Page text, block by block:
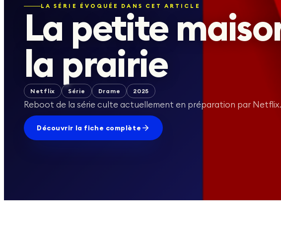
LA SÉRIE ÉVOQUÉE DANS CET ARTICLE
La petite
la prairie
Netflix Série Drame 2025
Reboot de la série culte actuellement en préparation par Netflix.
Découvrir la fiche complète